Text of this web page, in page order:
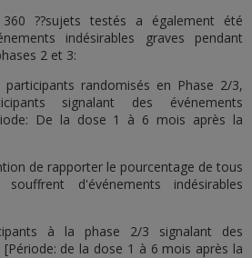
??sujets testés a également été
indésirables graves pendant
2 et 3:
randomisés en Phase 2/3,
signalant des événements
De la dose 1 à 6 mois après la
de rapporter le pourcentage de tous
d'événements indésirables
à la phase 2/3 signalant des
de la dose 1 à 6 mois après la